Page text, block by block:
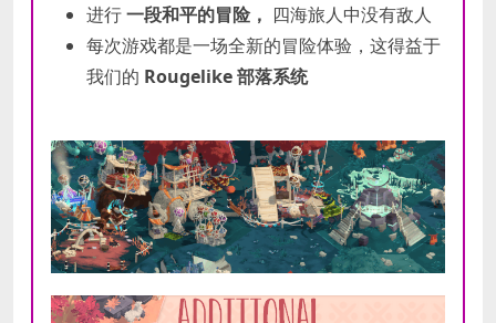
进行一段和平的冒险， 四海旅人中没有敌人
每次游戏都是一场全新的冒险体验，这得益于
我们的 Rougelike 部落系统